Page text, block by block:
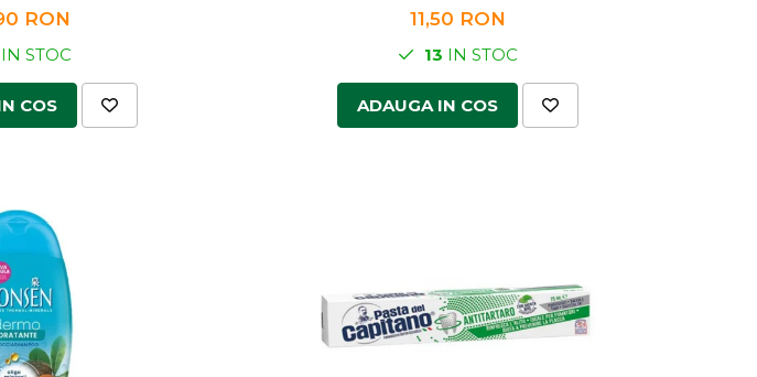
RON
IN STOC
COS
11,50 RON
13 IN STOC
ADAUGA IN COS